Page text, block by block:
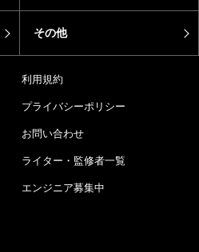
その他
利用規約
プライバシーポリシー
お問い合わせ
ライター・監修者一覧
エンジニア募集中